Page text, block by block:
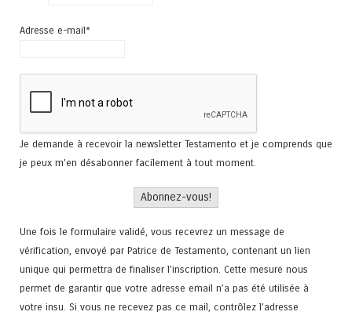
Adresse e-mail*
Je demande à recevoir la newsletter Testamento et je comprends que
je peux m'en désabonner facilement à tout moment.
Une fois le formulaire validé, vous recevrez un message de
vérification, envoyé par Patrice de Testamento, contenant un lien
unique qui permettra de finaliser l'inscription. Cette mesure nous
permet de garantir que votre adresse email n’a pas été utilisée à
votre insu. Si vous ne recevez pas ce mail, contrôlez l’adresse